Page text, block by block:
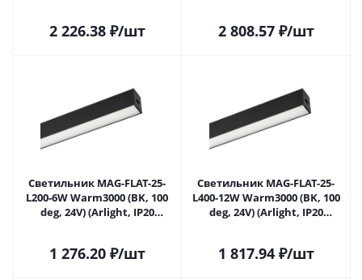
2 226.38₽/шт 2 808.57₽/шт
Светильник MAG-FLAT-25-
L200-6W Warm3000 (BK, 100
deg, 24V) (Arlight, IP20
1 276.20₽/шт
Светильник MAG-FLAT-25-
L400-12W Warm3000 (BK, 100
deg, 24V) (Arlight, IP20
1 817.94₽/шт